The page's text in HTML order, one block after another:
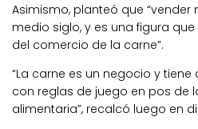
Asimismo, planteó que
medio siglo, y es una figura
del comercio de la carne”.
“La carne es un negocio y tiene
con reglas de juego en pos de
alimentaria”, recalcó luego en